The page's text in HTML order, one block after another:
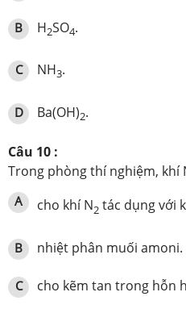
B H2SO4.
C NH3.
D Ba(OH)2.
Câu 10 :
Trong phòng thí nghiệm, khí
A cho khí N2 tác dụng với
B nhiệt phân muối amoni.
C cho kẽm tan trong hỗn